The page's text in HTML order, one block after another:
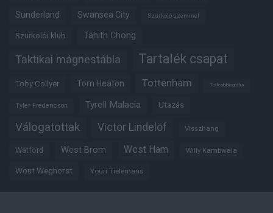
Sunderland Swansea City Szurkoló szemmel
Szurkolói klub Tahith Chong
Taktikai mágnestábla Tartalék csapat
Toby Collyer Tom Heaton Tottenham Trófeabibliográfia
Tyler Fredericson Tyrell Malacia Utazás
Válogatottak Victor Lindelöf Visszhang
Watford West Brom West Ham Willy Kambwala
Wout Weghorst Youri Tielemans